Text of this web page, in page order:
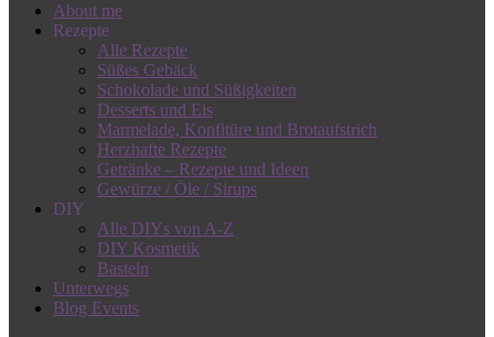
About me
Rezepte
Alle Rezepte
Süßes Gebäck
Schokolade und Süßigkeiten
Desserts und Eis
Marmelade, Konfitüre und Brotaufstrich
Herzhafte Rezepte
Getränke – Rezepte und Ideen
Gewürze / Öle / Sirups
DIY
Alle DIYs von A-Z
DIY Kosmetik
Basteln
Unterwegs
Blog Events